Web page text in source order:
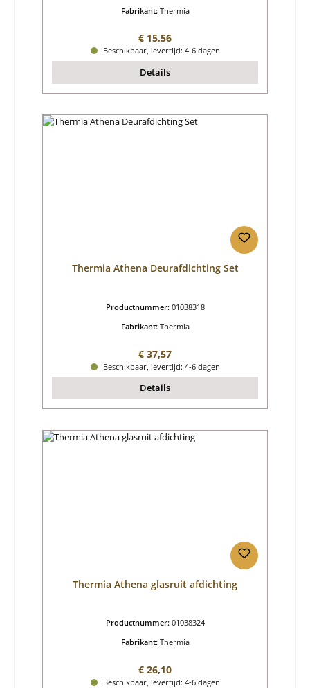
Fabrikant: Thermia
Normale prijs:
€ 15,56
Beschikbaar, levertijd: 4-6 dagen
Details
Thermia Athena Deurafdichting Set
Productnummer: 01038318
Fabrikant: Thermia
Normale prijs:
€ 37,57
Beschikbaar, levertijd: 4-6 dagen
Details
Thermia Athena glasruit afdichting
Productnummer: 01038324
Fabrikant: Thermia
Normale prijs:
€ 26,10
Beschikbaar, levertijd: 4-6 dagen